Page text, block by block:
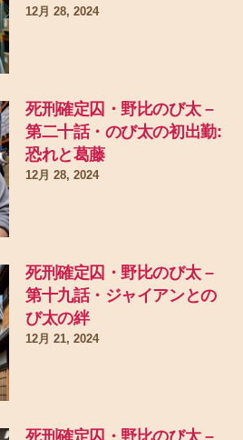
12月 28, 2024
死刑確定囚・野比のび太 –
第二十話・のび太の初出勤:
恐れと葛藤
12月 28, 2024
死刑確定囚・野比のび太 –
第十九話・ジャイアンとの
び太の絆
12月 21, 2024
死刑確定囚・野比のび太 –